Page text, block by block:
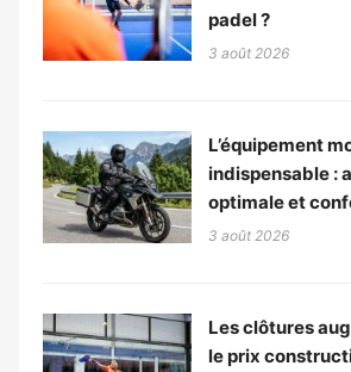
padel ?
3 août 2026
L’équipement
indispensable :
optimale et
3 août 2026
Les clôtures
le prix